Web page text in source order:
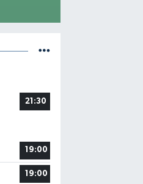
21:30
19:00
19:00